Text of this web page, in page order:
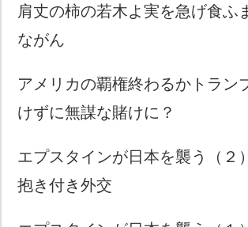
肩丈の柿の若木よ実を急げ食ふ
ながん
アメリカの覇権終わるかトラン
けずに無謀な賭けに？
エプスタインが日本を襲う（２
抱き付き外交